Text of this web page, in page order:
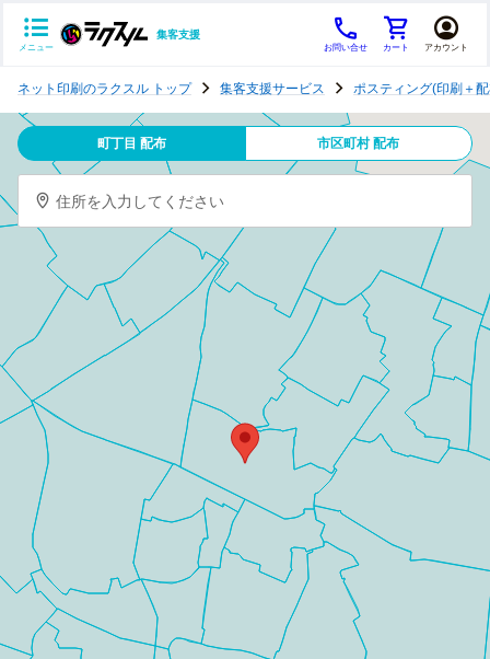
メニュー
集客支援
お問い合せ カート アカウント
テ
ン
グ
ネット印刷のラクスル トップ 集客支援サービス ポスティング(印刷＋
町丁目 配布 市区町村 配布
住所を入力してください